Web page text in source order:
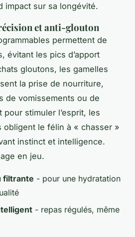
impact sur sa longévité.
et anti-glouton
permettent de
évitant les pics d’apport
gloutons, les gamelles
la prise de nourriture,
de vomissements ou de
stimuler l’esprit, les
obligent le félin à « chasser »
instinct et intelligence.
en jeu.
filtrante - pour une hydratation
- repas régulés, même